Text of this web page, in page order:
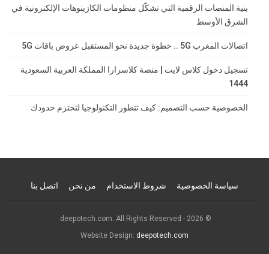
بنية المنصات الرقمية التي تشكّل منظومات الكازينوهات الإلكترونية في
الشرق الأوسط
اتصالات المغرب 5G .. خطوة جديدة نحو المستقبل عروض باقات 5G
تسجيل دخول كلاس لايت | منصة كلاسرارا المملكة العربية السعودية
1444
الخصوصية حسب التصميم: كيف تتطور التكنولوجيا لتحترم حدودك
سياسة الخصوصية شروط الاستخدام من نحن اتصل بنا
© 2026 - deepotech.com. All Rights Reserved.
Website Design: deepotech.com